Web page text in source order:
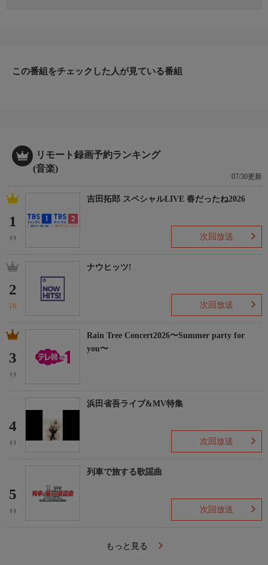
この番組をチェックした人が見ている番組
リモート録画予約ランキング
(音楽)
07/30更新
1
(-)
吉田拓郎 スペシャルLIVE 春だったね2026
次回放送
2
(3)
ナウヒッツ!
次回放送
3
(-)
Rain Tree Concert2026〜Summer party for
you〜
4
(-)
浜田省吾ライブ&MV特集
次回放送
5
(-)
列車で旅する歌謡曲
次回放送
もっと見る